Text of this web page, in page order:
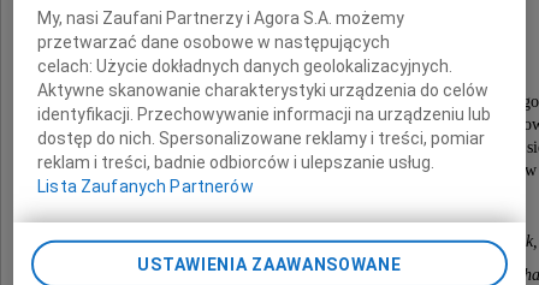
Msza święta pogrzebowa zostanie odprawiona w piątek 28
w Bazylice Archikatedralnej św. Stanisława Kostki przy ul.
Druga część uroczystości pogrzebowej odbędzie
na Cmentarzu Komunalnym "Doły" przy ul. Smutnej 1 w Łodzi w
Żona Halina, Syn Tomasz z Żoną Marie-Annick,
Wnuk Yann z Żoną i synem Theo oraz Wnuk
My, nasi Zaufani Partnerzy i Agora S.A. możemy
przetwarzać dane osobowe w następujących
celach:Użycie dokładnych danych geolokalizacyjnych.
Aktywne skanowanie charakterystyki urządzenia do celów
identyfikacji. Przechowywanie informacji na urządzeniu lub
dostęp do nich. Spersonalizowane reklamy i treści, pomiar
reklam i treści, badnie odbiorców i ulepszanie usług.
Lista Zaufanych Partnerów
USTAWIENIA ZAAWANSOWANE